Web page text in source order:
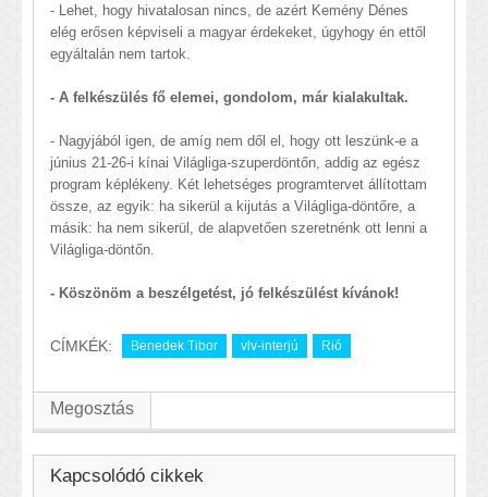
- Lehet, hogy hivatalosan nincs, de azért Kemény Dénes
elég erősen képviseli a magyar érdekeket, úgyhogy én ettől
egyáltalán nem tartok.
- A felkészülés fő elemei, gondolom, már kialakultak.
- Nagyjából igen, de amíg nem dől el, hogy ott leszünk-e a
június 21-26-i kínai Világliga-szuperdöntőn, addig az egész
program képlékeny. Két lehetséges programtervet állítottam
össze, az egyik: ha sikerül a kijutás a Világliga-döntőre, a
másik: ha nem sikerül, de alapvetően szeretnénk ott lenni a
Világliga-döntőn.
- Köszönöm a beszélgetést, jó felkészülést kívánok!
CÍMKÉK: Benedek Tibor vlv-interjú Rió
Megosztás
Kapcsolódó cikkek